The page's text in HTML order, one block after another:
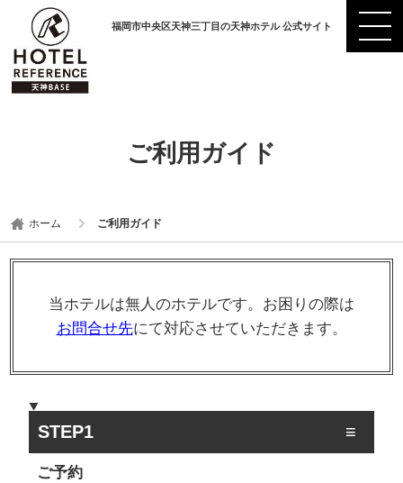
福岡市中央区天神三丁目の天神ホテル 公式サイト
ご利用ガイド
ホーム ご利用ガイド
当ホテルは無人のホテルです。お困りの際は
お問合せ先にて対応させていただきます。
STEP1
ご予約